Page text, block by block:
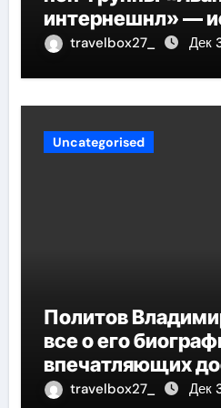
интернешнл» —
успеха, музыка и
travelbox27_ Дек
Uncategorised
Политов
все о его
впечатляющих
travelbox27_ Дек